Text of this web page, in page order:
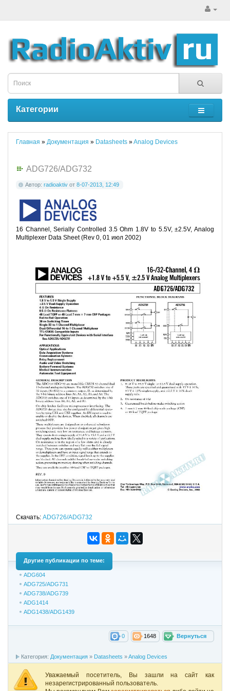
Категории
Главная » Документация » Datasheets »Analog Devices
ADG726/ADG732
Автор: radioaktiv от 8-07-2013, 12:49
16 Channel, Serially Controlled 3.5 Ohm 1.8V to 5.5V, ±2.5V, Analog
Multiplexer Data Sheet (Rev 0, 01 июл 2002)
Скачать: ADG726/ADG732
Другие публикации по теме:
ADG604
ADG725/ADG731
ADG738/ADG739
ADG1414
ADG1438/ADG1439
Вернуться
1648
0
Категория: Документация » Datasheets »Analog Devices
Уважаемый посетитель, Вы зашли на сайт как
незарегистрированный пользователь.